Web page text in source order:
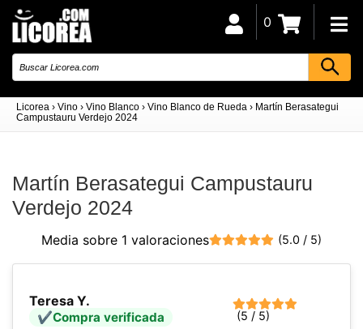
Licorea › Vino › Vino Blanco › Vino Blanco de Rueda › Martín Berasategui
Campustauru Verdejo 2024
0
Martín Berasategui Campustauru
Verdejo 2024
Media sobre 1 valoraciones (5.0 / 5)
Teresa Y.
Compra verificada (5 / 5)